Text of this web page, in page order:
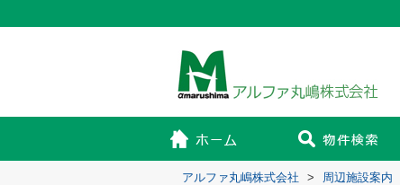
アルファ丸嶋株式会社 > 周辺施設案内